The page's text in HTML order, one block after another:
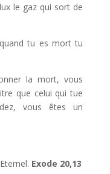
le gaz qui sort de
tu es mort tu
la mort, vous
que celui qui tue
vous êtes un
Exode 20,13